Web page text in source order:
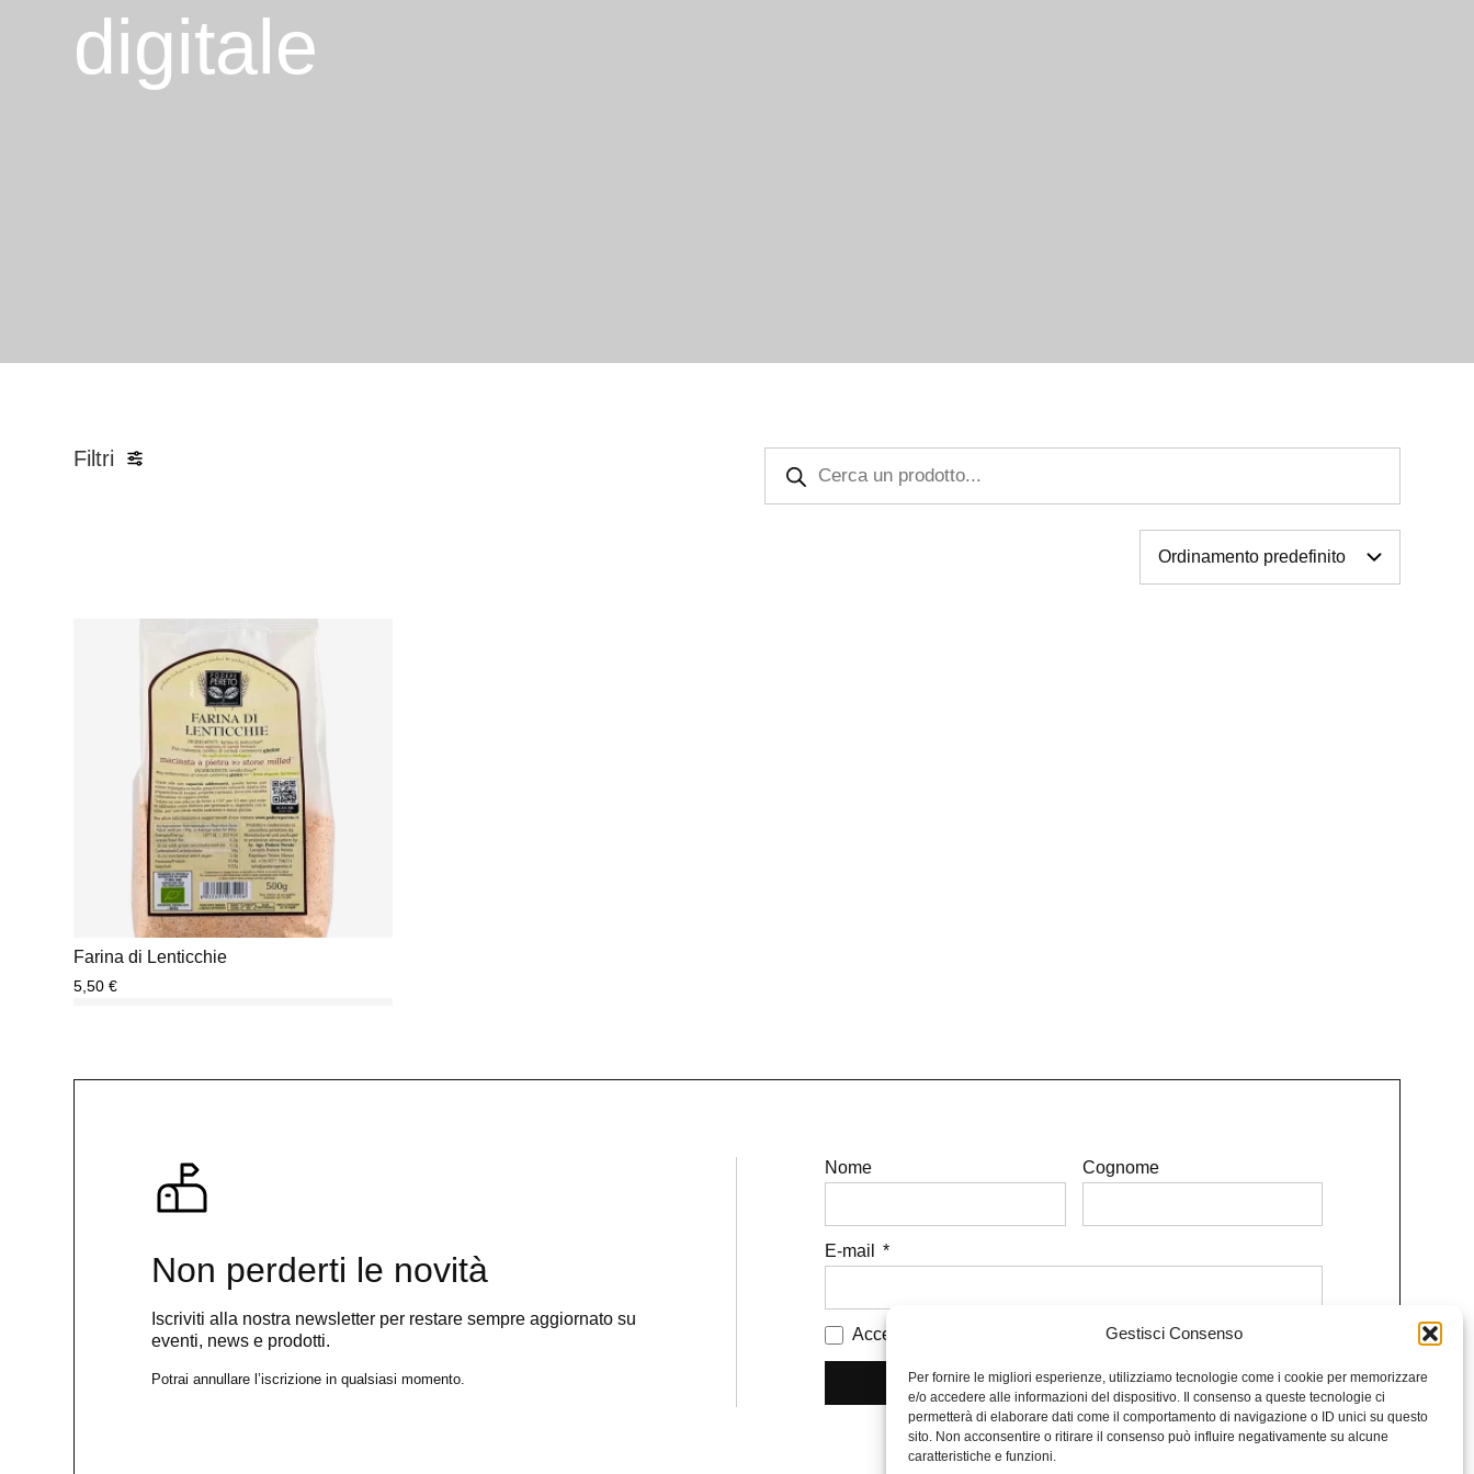
Gestisci Consenso
Per fornire le migliori esperienze, utilizziamo tecnologie come i cookie per memorizzare
e/o accedere alle informazioni del dispositivo. Il consenso a queste tecnologie ci
permetterà di elaborare dati come il comportamento di navigazione o ID unici su questo
sito. Non acconsentire o ritirare il consenso può influire negativamente su alcune
caratteristiche e funzioni.
digitale
Filtri
Farina di Lenticchie
5,50€
Non perderti le novità
Iscriviti alla nostra newsletter per restare sempre aggiornato su
eventi, news e prodotti.
Potrai annullare l’iscrizione in qualsiasi momento.
Nome Cognome
E-mail
Accetto i termini e le condizioni.
Iscriviti alla Newsletter